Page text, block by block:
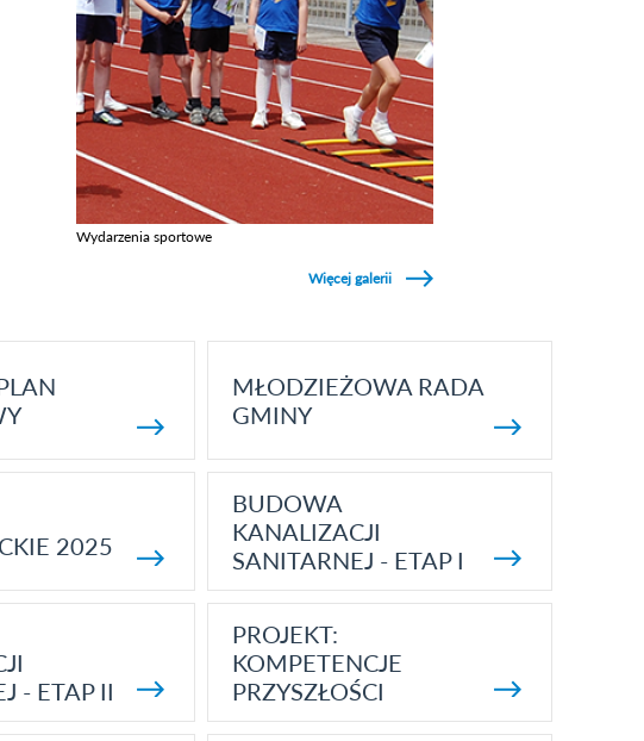
Wydarzenia sportowe
Więcej galerii
MŁODZIEŻOWA RADA
GMINY
2025
BUDOWA
KANALIZACJI
SANITARNEJ - ETAP I
- ETAP II
PROJEKT:
KOMPETENCJE
PRZYSZŁOŚCI